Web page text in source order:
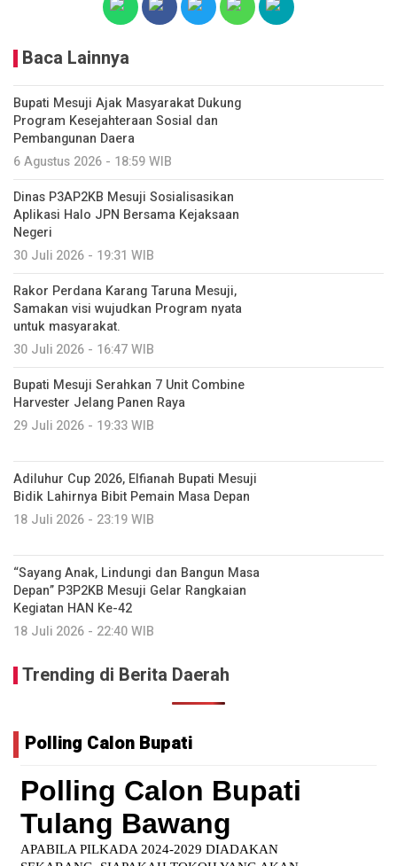
Baca Lainnya
Bupati Mesuji Ajak Masyarakat Dukung
Program Kesejahteraan Sosial dan
Pembangunan Daera
6 Agustus 2026 - 18:59 WIB
Dinas P3AP2KB Mesuji Sosialisasikan
Aplikasi Halo JPN Bersama Kejaksaan
Negeri
30 Juli 2026 - 19:31 WIB
Rakor Perdana Karang Taruna Mesuji,
Samakan visi wujudkan Program nyata
untuk masyarakat.
30 Juli 2026 - 16:47 WIB
Bupati Mesuji Serahkan 7 Unit Combine
Harvester Jelang Panen Raya
29 Juli 2026 - 19:33 WIB
Adiluhur Cup 2026, Elfianah Bupati Mesuji
Bidik Lahirnya Bibit Pemain Masa Depan
18 Juli 2026 - 23:19 WIB
“Sayang Anak, Lindungi dan Bangun Masa
Depan” P3P2KB Mesuji Gelar Rangkaian
Kegiatan HAN Ke-42
18 Juli 2026 - 22:40 WIB
Trending di Berita Daerah
Polling Calon Bupati